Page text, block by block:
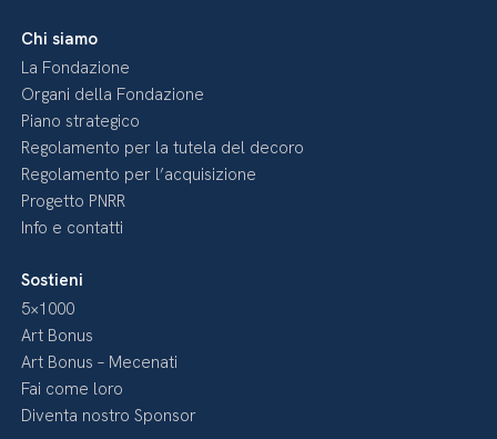
Chi siamo
La Fondazione
Organi della Fondazione
Piano strategico
Regolamento per la tutela del decoro
Regolamento per l’acquisizione
Progetto PNRR
Info e contatti
Sostieni
5×1000
Art Bonus
Art Bonus – Mecenati
Fai come loro
Diventa nostro Sponsor